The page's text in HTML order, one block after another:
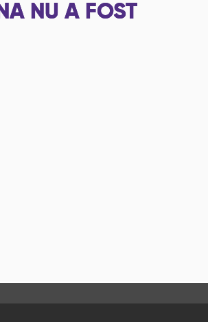
NU A FOST